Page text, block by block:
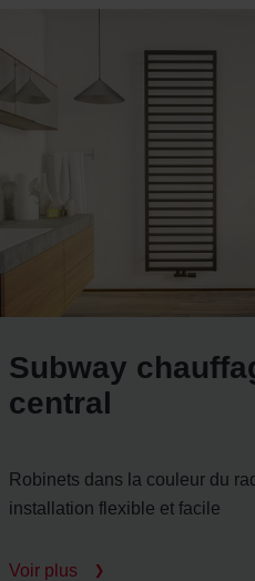
Subway
central
Robinets dans la couleur du
installation flexible et facile
Voir plus